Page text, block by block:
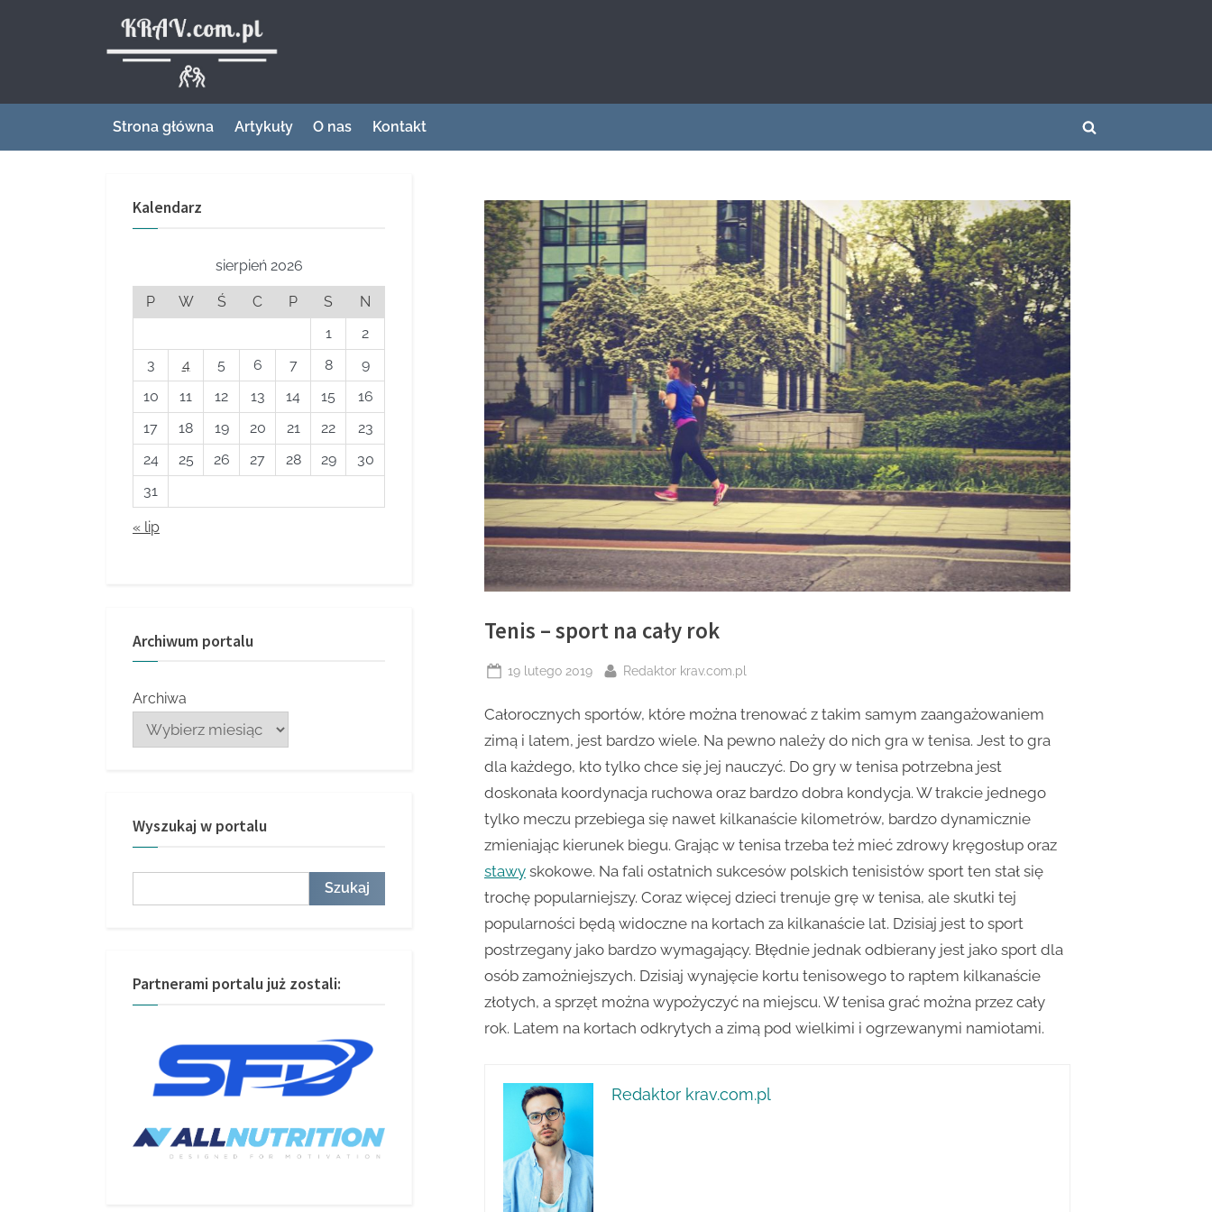
Strona główna Artykuły O nas Kontakt
Toggle
Tenis – sport na cały rok
Posted
19 lutego 2019 By
Redaktor krav.com.pl
Całorocznych sportów, które można trenować z takim samym zaangażowaniem
zimą i latem, jest bardzo wiele. Na pewno należy do nich gra w tenisa. Jest to gra
dla każdego, kto tylko chce się jej nauczyć. Do gry w tenisa potrzebna jest
doskonała koordynacja ruchowa oraz bardzo dobra kondycja. W trakcie jednego
tylko meczu przebiega się nawet kilkanaście kilometrów, bardzo dynamicznie
zmieniając kierunek biegu. Grając w tenisa trzeba też mieć zdrowy kręgosłup oraz
stawy skokowe. Na fali ostatnich sukcesów polskich tenisistów sport ten stał się
trochę popularniejszy. Coraz więcej dzieci trenuje grę w tenisa, ale skutki tej
popularności będą widoczne na kortach za kilkanaście lat. Dzisiaj jest to sport
postrzegany jako bardzo wymagający. Błędnie jednak odbierany jest jako sport dla
osób zamożniejszych. Dzisiaj wynajęcie kortu tenisowego to raptem kilkanaście
złotych, a sprzęt można wypożyczyć na miejscu. W tenisa grać można przez cały
rok. Latem na kortach odkrytych a zimą pod wielkimi i ogrzewanymi namiotami.
Redaktor krav.com.pl
Kalendarz
sierpień 2026
P W Ś C P S
N
1
2
3
4 5 6 7 8
9
10
11 12 13 14 15
16
17
18 19 20 21 22
23
24
25 26 27 28 29
30
31
« lip
Archiwum portalu
Archiwa
Wyszukaj w portalu
Szukaj
Partnerami portalu już zostali: